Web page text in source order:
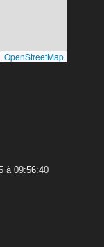
| OpenStreetMap
à 09:56:40